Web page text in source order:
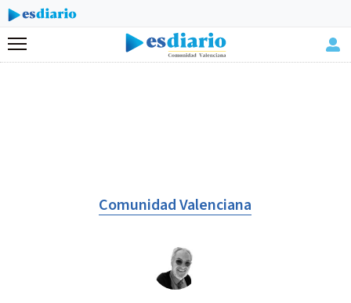
Menú
Comunidad Valenciana